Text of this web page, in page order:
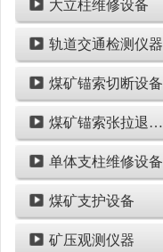
大立柱维修设备
轨道交通检测仪器
煤矿锚索切断设备
煤矿锚索张拉退锚设备
单体支柱维修设备
煤矿支护设备
矿压观测仪器